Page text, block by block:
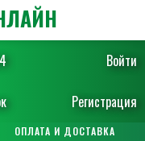
Войти
Регистрация
ОПЛАТА И ДОСТАВКА